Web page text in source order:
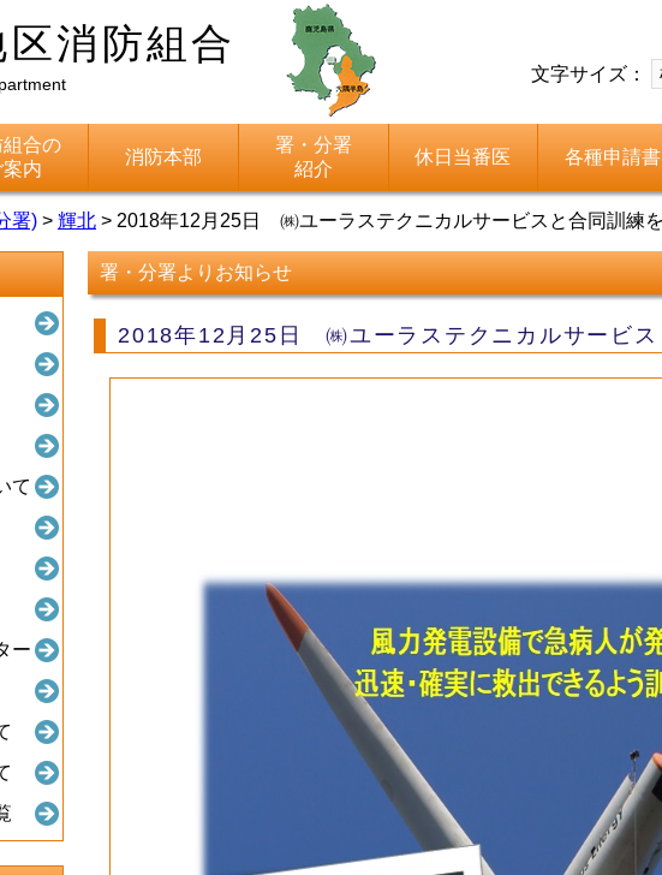
消防組合
文字サイズ：
合の
案内
消防本部
署・分署
紹介
休日当番医 各種申請書
署) > 輝北 > 2018年12月25日 ㈱ユーラステクニカルサービスと合同訓練を
署・分署よりお知らせ
2018年12月25日 ㈱ユーラステクニカルサービス
て
ー